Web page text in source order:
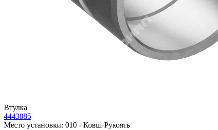
Втулка
4443885
Место установки: 010 - Ковш-Рукоять